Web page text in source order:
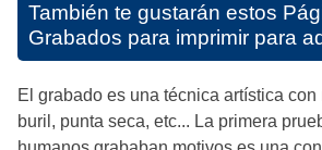
También te gustarán estos
Grabados para imprimir para
El grabado es una técnica artística con
buril, punta seca, etc... La primera